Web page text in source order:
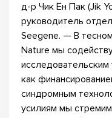
д-р Чик Ён Пак (Jik
руководитель
Seegene. — В
Nature мы
как
синдромным
усилиям мы